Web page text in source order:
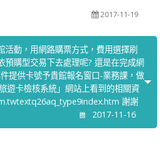
2017-11-19
活動，用網路購票方式，費用選擇刷
預購型交易下去處理呢? 還是在完成網
提供卡號予貴館報名窗口-業務課，做
遊卡檢核系統」網站上看到的相關資
謝謝
2017-11-16